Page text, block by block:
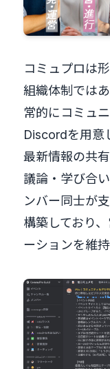
コミュプロは
組織体制では
常的にコミュ
Discordを用意
最新情報の共
議論・学び合
ンバー同士が
構築しており
ーションを維持